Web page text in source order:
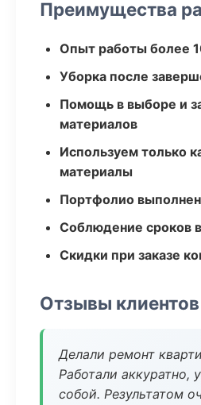
Преимущества
Опыт работы более
Уборка после
Помощь в выборе и
материалов
Используем только
материалы
Портфолио
Соблюдение сроков
Скидки при заказе
Отзывы клиентов
Делали ремонт
Работали аккуратно,
собой. Результатом